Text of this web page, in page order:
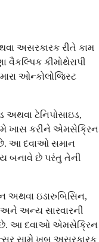
અસરકારક રીતે કામ
વૈકલ્પિક કીમોથેરાપી
ઓન્કોલોજિસ્ટ
અથવા ટેનિપોસાઇડ,
ખાસ કરીને એમસેક્રિન
છે. આ દવાઓ સમાન
બનાવે છે પરંતુ તેની
અથવા ઇડારુબિસિન,
અને અન્ય સારવારની
છે. આ દવાઓ એમસેક્રિન
સામે ખૂબ અસરકારક